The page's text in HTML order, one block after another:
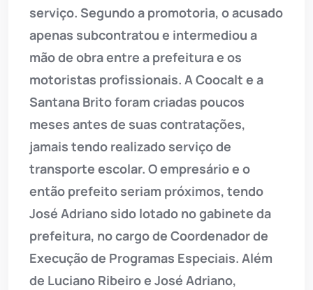
serviço. Segundo a promotoria, o acusado
apenas subcontratou e intermediou a
mão de obra entre a prefeitura e os
motoristas profissionais. A Coocalt e a
Santana Brito foram criadas poucos
meses antes de suas contratações,
jamais tendo realizado serviço de
transporte escolar. O empresário e o
então prefeito seriam próximos, tendo
José Adriano sido lotado no gabinete da
prefeitura, no cargo de Coordenador de
Execução de Programas Especiais. Além
de Luciano Ribeiro e José Adriano,